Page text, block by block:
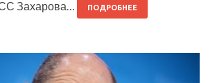
Захарова…
ПОДРОБНЕЕ